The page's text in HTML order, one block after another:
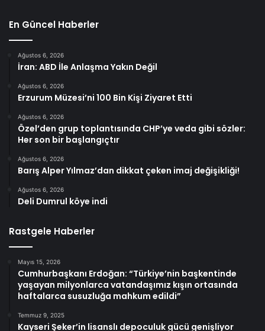
En Güncel Haberler
Ağustos 6, 2026
İran: ABD İle Anlaşma Yakın Değil
Ağustos 6, 2026
Erzurum Müzesi’ni 100 Bin Kişi Ziyaret Etti
Ağustos 6, 2026
Özel’den grup toplantısında CHP’ye veda gibi sözler:
Her son bir başlangıçtır
Ağustos 6, 2026
Barış Alper Yılmaz’dan dikkat çeken imaj değişikliği!
Ağustos 6, 2026
Deli Dumrul köye indi
Rastgele Haberler
Mayıs 15, 2026
Cumhurbaşkanı Erdoğan: “Türkiye’nin başkentinde
yaşayan milyonlarca vatandaşımız kışın ortasında
haftalarca susuzluğa mahkum edildi”
Temmuz 9, 2025
Kayseri Şeker’in lisanslı depoculuk gücü genişliyor